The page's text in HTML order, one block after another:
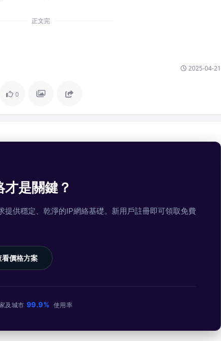
正文完
2025-04-21
0
是關鍵？
提供穩定、乾淨的IP網絡基礎。新用戶註冊即可領取免費
看價格方案
及城市 99.9% 使用率